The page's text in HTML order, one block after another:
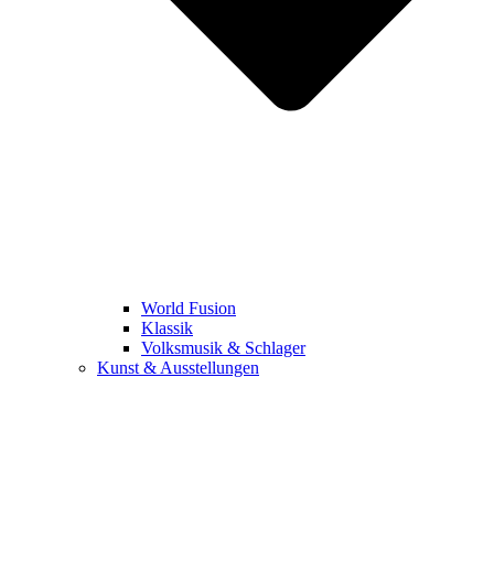
World Fusion
Klassik
Volksmusik & Schlager
Kunst & Ausstellungen